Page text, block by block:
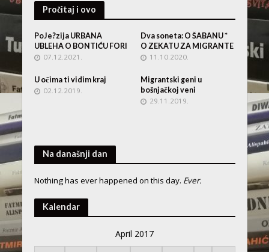
Pročitaj i ovo
PoJe?zija URBANA
UBLEHA O BONTIĆU FORI
07.12.2021.
Dva soneta: O ŠABANU *
O ZEKATU ZA MIGRANTE
11.10.2020.
U očima ti vidim kraj
02.12.2019.
Migrantski geni u
bošnjačkoj veni
29.11.2019.
Na današnji dan
Nothing has ever happened on this day. Ever.
Kalendar
April 2017